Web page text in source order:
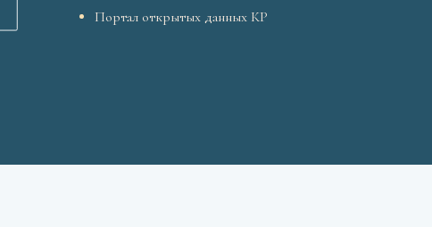
Портал открытых данных КР